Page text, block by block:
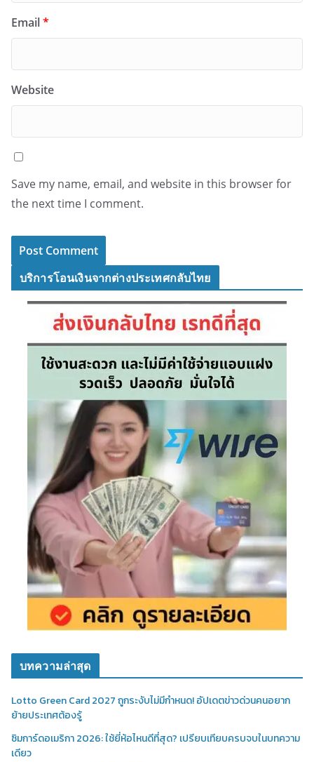
Email*
Website
Save my name, email, and website in this browser for
the next time I comment.
บริการโอนเงินจากต่างประเทศกลับไทย
บทความล่าสุด
Lotto Green Card 2027 ถูกระงับไม่มีกำหนด! อัปเดตข่าวด่วนคนอยาก
ย้ายประเทศต้องรู้
ซิมการ์ดอเมริกา 2026: ใช้ยี่ห้อไหนดีที่สุด? เปรียบเทียบครบจบในบทความ
เดียว